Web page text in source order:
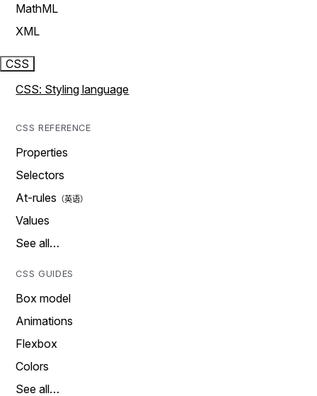
MathML
XML
CSS
CSS: Styling language
CSS REFERENCE
Properties
Selectors
At-rules
Values
See all…
CSS GUIDES
Box model
Animations
Flexbox
Colors
See all…